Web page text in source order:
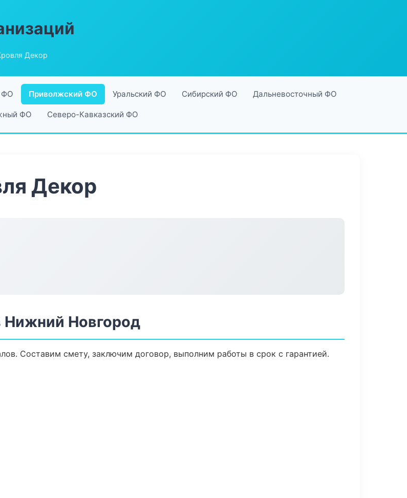
Декор
ФО Приволжский ФО Уральский ФО Сибирский ФО Дальневосточный ФО
ФО Северо-Кавказский ФО
Декор
Нижний Новгород
Составим смету, заключим договор, выполним работы в срок с гарантией.